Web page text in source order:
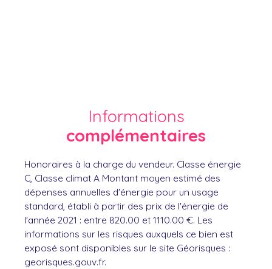
Informations
complémentaires
Honoraires à la charge du vendeur. Classe énergie
C, Classe climat A Montant moyen estimé des
dépenses annuelles d'énergie pour un usage
standard, établi à partir des prix de l'énergie de
l'année 2021 : entre 820.00 et 1110.00 €. Les
informations sur les risques auxquels ce bien est
exposé sont disponibles sur le site Géorisques :
georisques.gouv.fr.